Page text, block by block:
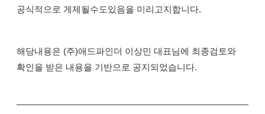
공식적으로 게제될수도있음을 미리고지합니다.
해당내용은 (주)애드파인더 이상민 대표님에 최종검토와
확인을 받은 내용을 기반으로 공지되었습니다.